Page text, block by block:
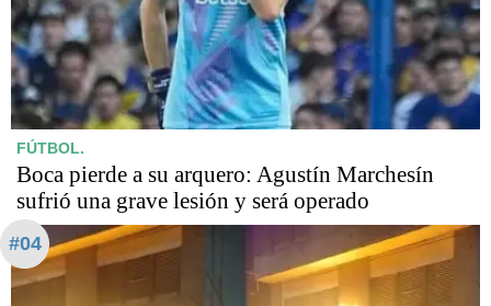
FÚTBOL.
Boca pierde a su arquero: Agustín Marchesín
sufrió una grave lesión y será operado
#04